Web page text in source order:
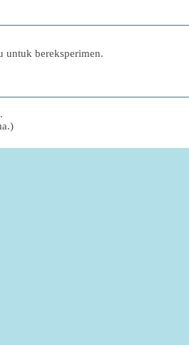
untuk bereksperimen.